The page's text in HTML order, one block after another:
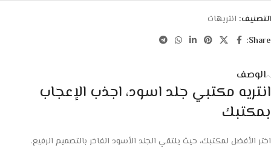
التصنيف: انتريهات
Share:
الوصف
انتريه مكتبي جلد اسود، اجذب الإعجاب
بمكتبك
اختر الأفضل لمكتبك، حيث يلتقي الجلد الأسود الفاخر بالتصميم الرفيع.